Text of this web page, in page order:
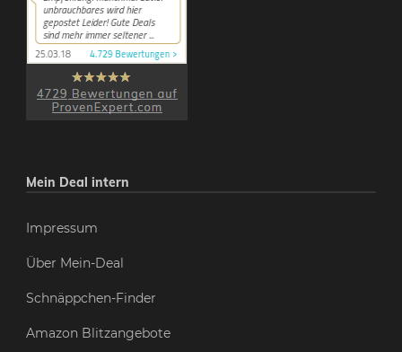
Mein Deal intern
Impressum
Über Mein-Deal
Schnäppchen-Finder
Amazon Blitzangebote